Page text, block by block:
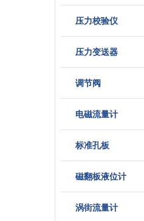
压力校验仪
压力变送器
调节阀
电磁流量计
标准孔板
磁翻板液位计
涡街流量计